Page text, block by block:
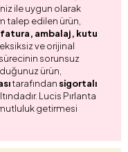
ile uygun olarak
talep edilen ürün,
fatura, ambalaj, kutu
ve orijinal
sorunsuz
ürün,
tarafından sigortalı
Lucis Pırlanta
getirmesi